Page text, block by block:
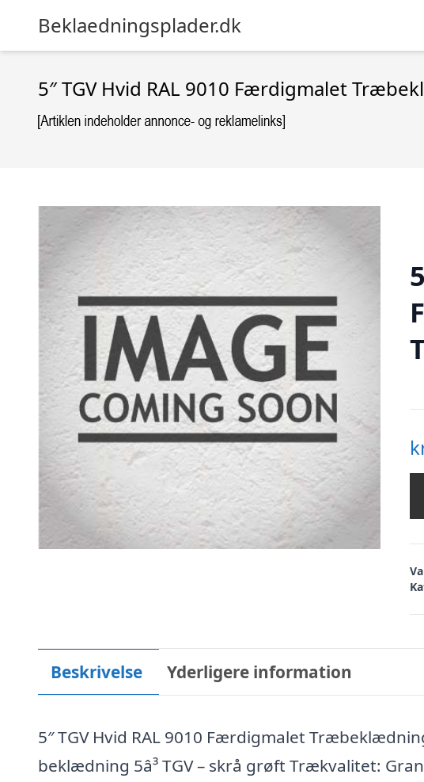
Beklaedningsplader.dk
5″ TGV Hvid RAL 9010 Færdigmalet
Beskrivelse Yderligere information
5″ TGV Hvid RAL 9010 Færdigmalet
beklædning 5â³ TGV – skrå grøft Trækvalitet: